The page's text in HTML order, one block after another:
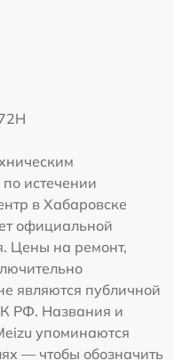
истечении
в Хабаровске
официальной
Цены на ремонт,
являются публичной
РФ. Названия и
упоминаются
— чтобы обозначить